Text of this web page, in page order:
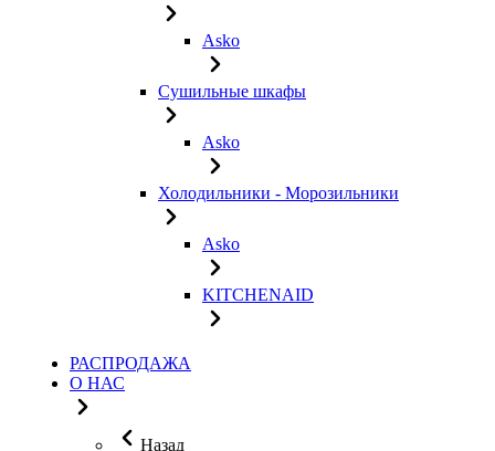
Asko
Сушильные шкафы
Asko
Холодильники - Морозильники
Asko
KITCHENAID
РАСПРОДАЖА
О НАС
Назад